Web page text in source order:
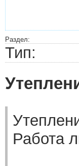
Раздел:
Тип:
Работа